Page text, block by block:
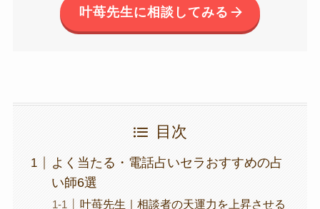
叶苺先生に相談してみる
目次
よく当たる・電話占いセラおすすめの占
い師6選
叶苺先生｜相談者の天運力を上昇させる